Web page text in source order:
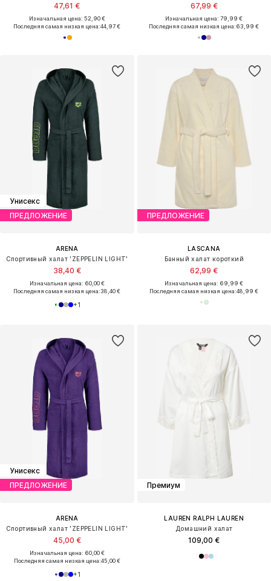
47,61 €
Изначальная цена: 52,90 €
Последняя самая низкая цена:44,97 €
67,99 €
Изначальная цена: 79,99 €
Последняя самая низкая цена:63,99 €
Унисекс
ПРЕДЛОЖЕНИЕ
ARENA
Спортивный халат 'ZEPPELIN LIGHT'
38,40 €
Изначальная цена: 60,00 €
Последняя самая низкая цена:38,40 €
+1
ПРЕДЛОЖЕНИЕ
LASCANA
Банный халат короткий
62,99 €
Изначальная цена: 69,99 €
Последняя самая низкая цена:48,99 €
Унисекс
ПРЕДЛОЖЕНИЕ
ARENA
Спортивный халат 'ZEPPELIN LIGHT'
45,00 €
Изначальная цена: 60,00 €
Последняя самая низкая цена:45,00 €
+1
Премиум
LAUREN RALPH LAUREN
Домашний халат
109,00 €